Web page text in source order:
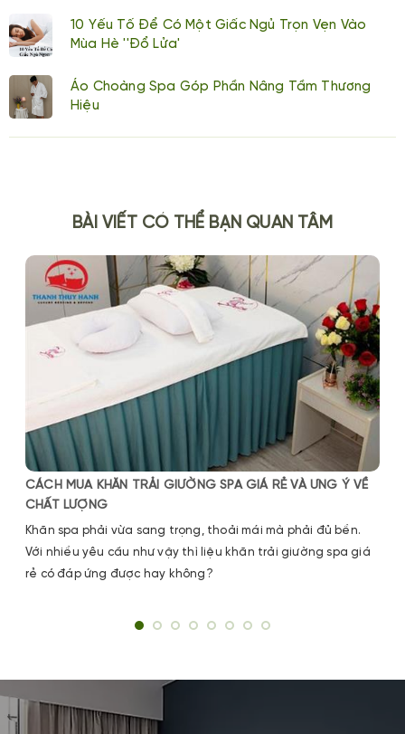
10 Yếu Tố Để Có Một Giấc Ngủ Trọn Vẹn Vào
Mùa Hè ''đổ Lửa'
Áo Choàng Spa Góp Phần Nâng Tầm Thương
Hiệu
BÀI VIẾT CÓ THỂ BẠN QUAN TÂM
CÁCH MUA KHĂN TRẢI GIƯỜNG SPA GIÁ RẺ VÀ ƯNG Ý VỀ
CHẤT LƯỢNG
Khăn spa phải vừa sang trọng, thoải mái mà phải đủ bền.
Với nhiều yêu cầu như vậy thì liệu khăn trải giường spa giá
rẻ có đáp ứng được hay không?